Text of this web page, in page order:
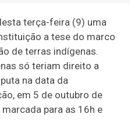
terça-feira (9) uma
a tese do marco
de terras indígenas.
só teriam direito a
na data da
em 5 de outubro de
para as 16h e